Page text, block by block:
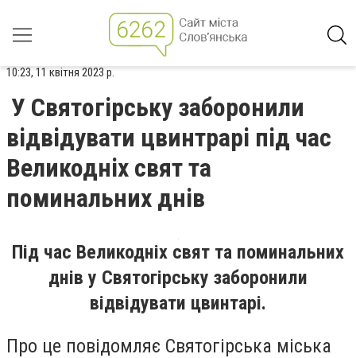
10:23, 11 квітня 2023 р.
У Святогірську заборонили
відвідувати цвинтрарі під час
Великодніх свят та
поминальних днів
Під час Великодніх свят та поминальних
днів у Святогірську заборонили
відвідувати цвинтарі.
Про це повідомляє Святогірська міська